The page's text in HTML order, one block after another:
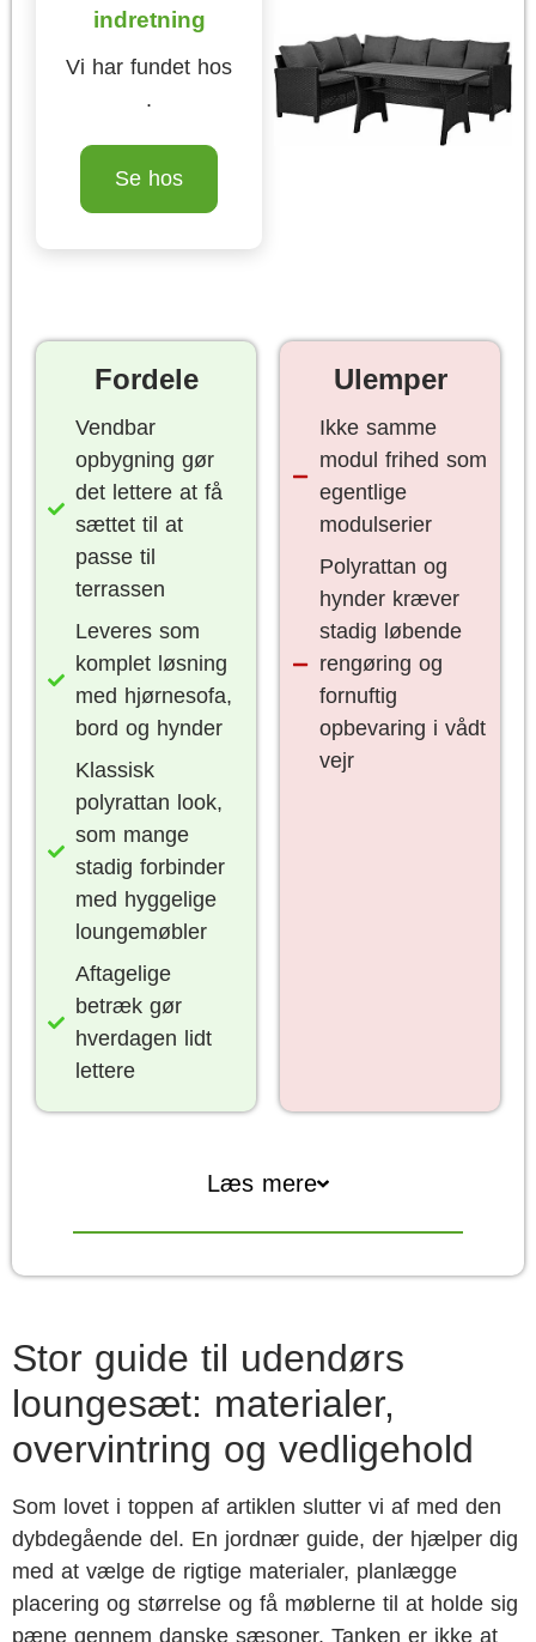
indretning
Vi har fundet hos
.
Se hos
Fordele
Vendbar
opbygning gør
det lettere at få
sættet til at
passe til
terrassen
Leveres som
komplet løsning
med hjørnesofa,
bord og hynder
Klassisk
polyrattan look,
som mange
stadig forbinder
med hyggelige
loungemøbler
Aftagelige
betræk gør
hverdagen lidt
lettere
Ulemper
Ikke samme
modul frihed som
egentlige
modulserier
Polyrattan og
hynder kræver
stadig løbende
rengøring og
fornuftig
opbevaring i vådt
vejr
Læs mere
Stor guide til udendørs
loungesæt: materialer,
overvintring og vedligehold
Som lovet i toppen af artiklen slutter vi af med den
dybdegående del. En jordnær guide, der hjælper dig
med at vælge de rigtige materialer, planlægge
placering og størrelse og få møblerne til at holde sig
pæne gennem danske sæsoner. Tanken er ikke at